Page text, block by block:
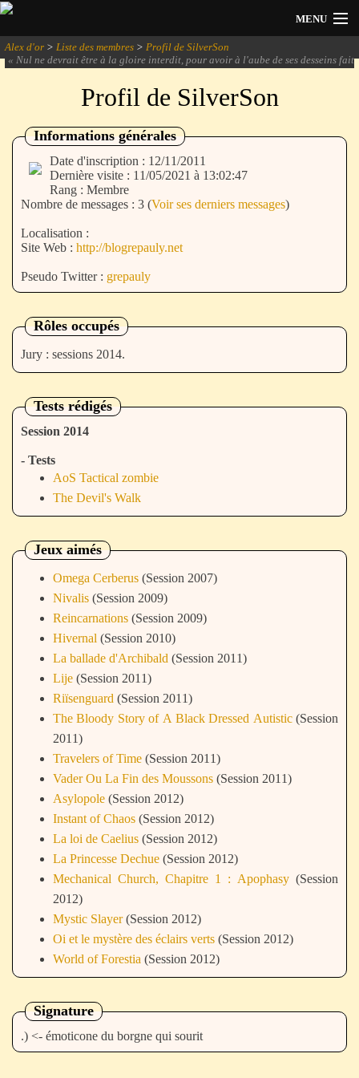
MENU
Actualités
Archives
Forum
Communauté
Se connecter
S'inscrire
Alex d'or > Liste des membres > Profil de SilverSon
« Nul ne devrait être à la gloire interdit, pour avoir à l'aube de ses desseins fait
Profil de SilverSon
Informations générales
Date d'inscription : 12/11/2011
Dernière visite : 11/05/2021 à 13:02:47
Rang : Membre
Nombre de messages : 3 (Voir ses derniers messages)
Localisation :
Site Web : http://blogrepauly.net
Pseudo Twitter : grepauly
Rôles occupés
Jury : sessions 2014.
Tests rédigés
Session 2014
- Tests
AoS Tactical zombie
The Devil's Walk
Jeux aimés
Omega Cerberus (Session 2007)
Nivalis (Session 2009)
Reincarnations (Session 2009)
Hivernal (Session 2010)
La ballade d'Archibald (Session 2011)
Lije (Session 2011)
Riïsenguard (Session 2011)
The Bloody Story of A Black Dressed Autistic (Session
2011)
Travelers of Time (Session 2011)
Vader Ou La Fin des Moussons (Session 2011)
Asylopole (Session 2012)
Instant of Chaos (Session 2012)
La loi de Caelius (Session 2012)
La Princesse Dechue (Session 2012)
Mechanical Church, Chapitre 1 : Apophasy (Session
2012)
Mystic Slayer(Session 2012)
Oi et le mystère des éclairs verts (Session 2012)
World of Forestia (Session 2012)
La 7e porte(Session 2013)
Life Precious
LunaTears
MegaMike(Session 2013)
Signature
.) <- émoticone du borgne qui sourit